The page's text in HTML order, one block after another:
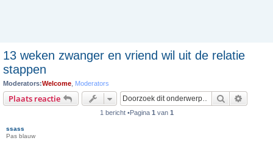
13 weken zwanger en vriend wil uit de relatie
stappen
Moderators:Welcome Moderators
Plaats reactie Zoek
1 bericht •Pagina 1 van 1
ssass
Pas blauw